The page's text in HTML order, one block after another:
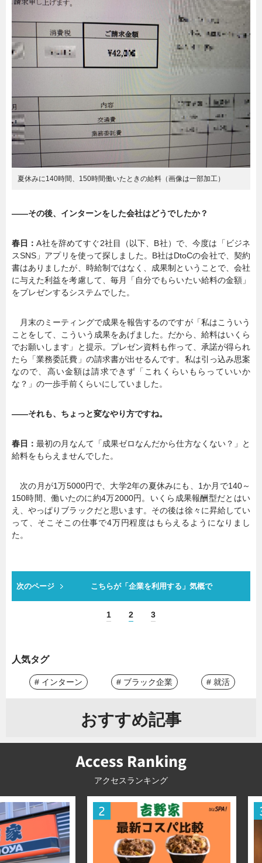
夏休みに140時間、150時間働いたときの給料（画像は一部加工）
――その後、インターンをした会社はどうでしたか？
春日：A社を辞めてすぐ2社目（以下、B社）で、今度は「ビジネ
スSNS」アプリを使って探しました。B社はDtoCの会社で、契約
書はありましたが、時給制ではなく、成果制ということで、会社
に与えた利益を考慮して、毎月「自分でもらいたい給料の金額」
をプレゼンするシステムでした。
月末のミーティングで成果を報告するのですが「私はこういう
ことをして、こういう成果をあげました。だから、給料はいくら
でお願いします」と提示。プレゼン資料も作って、承諾が得られ
たら「業務委託費」の請求書が出せるんです。私は引っ込み思案
なので、高い金額は請求できず「これくらいもらっていいか
な？」の一歩手前くらいにしていました。
――それも、ちょっと変なやり方ですね。
春日：最初の月なんて「成果ゼロなんだから仕方なくない？」と
給料をもらえませんでした。
次の月が1万5000円で、大学2年の夏休みにも、1か月で140～
150時間、働いたのに約4万2000円。いくら成果報酬型だとはい
え、やっぱりブラックだと思います。その後は徐々に昇給してい
って、そこそこの仕事で4万円程度はもらえるようになりまし
た。
次のページ こちらが「企業を利用する」気概で
1 2 3
人気タグ
# インターン # ブラック企業 # 就活
おすすめ記事
アクセスランキング